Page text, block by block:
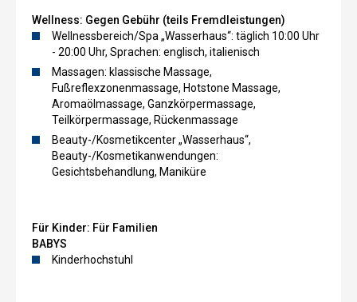
Wellness: Gegen Gebühr (teils Fremdleistungen)
Wellnessbereich/Spa „Wasserhaus“: täglich 10:00 Uhr
- 20:00 Uhr, Sprachen: englisch, italienisch
Massagen: klassische Massage,
Fußreflexzonenmassage, Hotstone Massage,
Aromaölmassage, Ganzkörpermassage,
Teilkörpermassage, Rückenmassage
Beauty-/Kosmetikcenter „Wasserhaus“,
Beauty-/Kosmetikanwendungen:
Gesichtsbehandlung, Maniküre
Für Kinder: Für Familien
BABYS
Kinderhochstuhl